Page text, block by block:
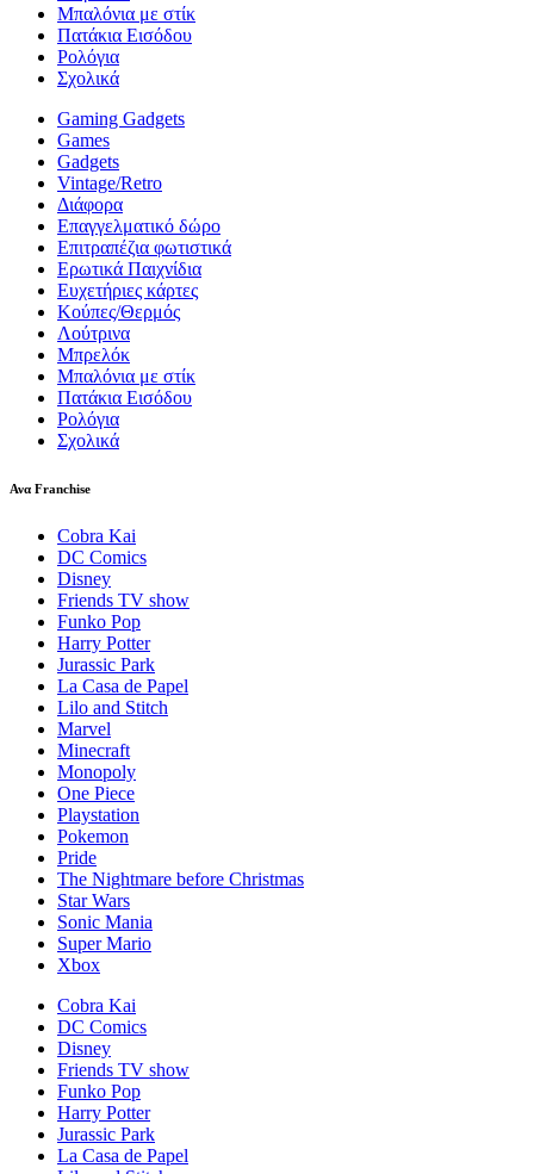
Μπαλόνια με στίκ
Πατάκια Εισόδου
Ρολόγια
Σχολικά
Gaming Gadgets
Games
Gadgets
Vintage/Retro
Διάφορα
Επαγγελματικό δώρο
Επιτραπέζια φωτιστικά
Ερωτικά Παιχνίδια
Ευχετήριες κάρτες
Κούπες/Θερμός
Λούτρινα
Μπρελόκ
Μπαλόνια με στίκ
Πατάκια Εισόδου
Ρολόγια
Σχολικά
Ανα Franchise
Cobra Kai
DC Comics
Disney
Friends TV show
Funko Pop
Harry Potter
Jurassic Park
La Casa de Papel
Lilo and Stitch
Marvel
Minecraft
Monopoly
One Piece
Playstation
Pokemon
Pride
The Nightmare before Christmas
Star Wars
Sonic Mania
Super Mario
Xbox
Cobra Kai
DC Comics
Disney
Friends TV show
Funko Pop
Harry Potter
Jurassic Park
La Casa de Papel